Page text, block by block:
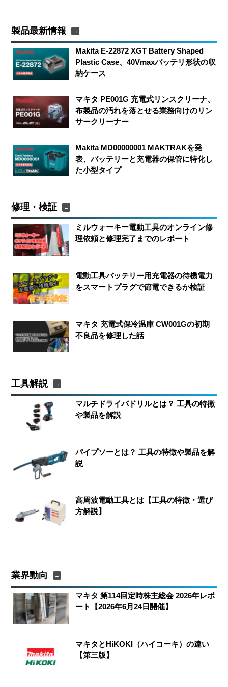
製品最新情報
Makita E-22872 XGT Battery Shaped
Plastic Case、40Vmaxバッテリ形状の収
納ケース
マキタ PE001G 充電式リンスクリーナ、
布製品の汚れを落とせる業務向けのリン
サークリーナー
Makita MD00000001 MAKTRAKを発
表、バッテリーと充電器の保管に特化し
た小型タイプ
修理・検証
ミルウォーキー電動工具のオンライン修
理依頼と修理完了までのレポート
電動工具バッテリー用充電器の待機電力
をスマートプラグで節電できるか検証
マキタ 充電式保冷温庫 CW001Gの初期
不良品を修理した話
工具解説
マルチドライバドリルとは？ 工具の特徴
や製品を解説
パイプソーとは？ 工具の特徴や製品を解
説
高周波電動工具とは【工具の特徴・選び
方解説】
業界動向
マキタ 第114回定時株主総会 2026年レポ
ート【2026年6月24日開催】
マキタとHiKOKI（ハイコーキ）の違い
【第三版】